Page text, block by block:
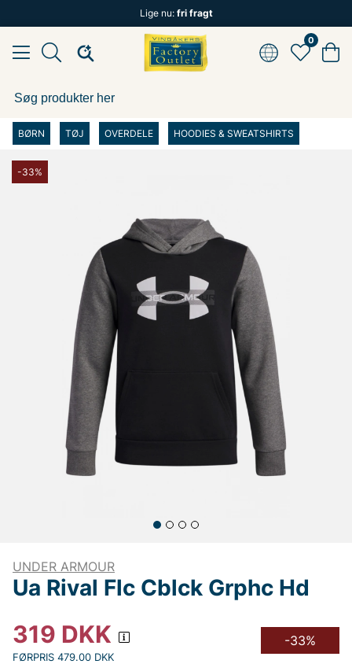
Lige nu: fri fragt
0
BØRN TØJ OVERDELE HOODIES & SWEATSHIRTS
-33%
UNDER ARMOUR
Ua Rival Flc Cblck Grphc Hd
319 DKK
FØRPRIS 479.00 DKK
-33%